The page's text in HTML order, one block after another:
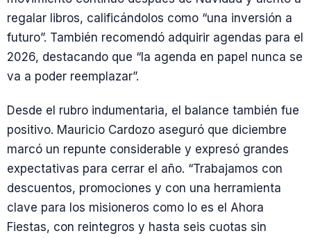
regalar libros, calificándolos como “una inversión a
futuro”. También recomendó adquirir agendas para el
2026, destacando que “la agenda en papel nunca se
va a poder reemplazar”.
Desde el rubro indumentaria, el balance también fue
positivo. Mauricio Cardozo aseguró que diciembre
marcó un repunte considerable y expresó grandes
expectativas para cerrar el año. “Trabajamos con
descuentos, promociones y con una herramienta
clave para los misioneros como lo es el Ahora
Fiestas, con reintegros y hasta seis cuotas sin